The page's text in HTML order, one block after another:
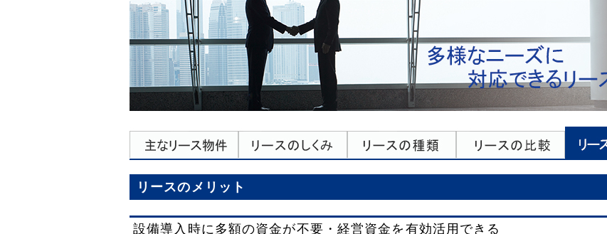
主なリースの物件 リースのしくみ リースの種類
リースのメリット
設備導入時に多額の資金が不要・経営資金を有効活用できる